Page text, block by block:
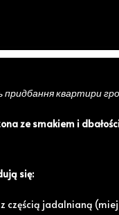
mieszkanie o
, położone w sercu
korzystania z siłowni
PRAWO DO
придбання квартири
ze smakiem i
się:
częścią jadalnianą